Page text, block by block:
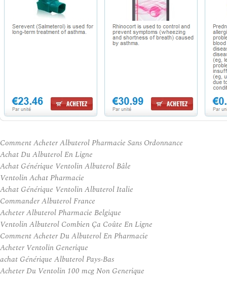
Comment Acheter Albuterol Pharmacie Sans Ordonnance
Achat Du Albuterol En Ligne
Achat Générique Ventolin Albuterol Bâle
Ventolin Achat Pharmacie
Achat Générique Ventolin Albuterol Italie
Commander Albuterol France
Acheter Albuterol Pharmacie Belgique
Ventolin Albuterol Combien Ça Coûte En Ligne
Comment Acheter Du Albuterol En Pharmacie
Acheter Ventolin Generique
achat Générique Albuterol Pays-Bas
Acheter Du Ventolin 100 mcg Non Generique